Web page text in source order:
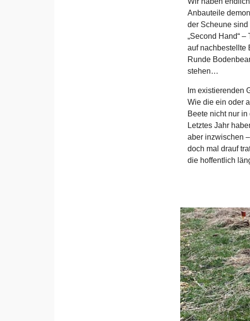
Anbauteile
der Scheune
„Second Hand“
auf nachbestellte
Runde
stehen…
Im existierenden
Wie die ein oder
Beete nicht nur
Letztes Jahr
aber inzwischen
doch mal drauf
die hoffentlich